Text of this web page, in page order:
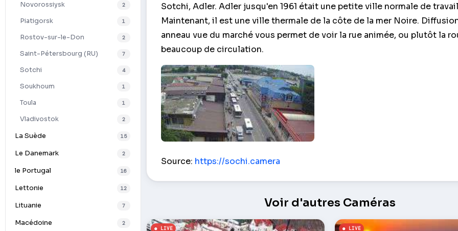
Novorossiysk 2
Piatigorsk 1
Rostov-sur-le-Don 2
Saint-Pétersbourg (RU) 7
Sotchi 4
Soukhoum 1
Toula 1
Vladivostok 2
La Suède 15
Le Danemark 2
le Portugal 16
Lettonie 12
Lituanie 7
Macédoine 2
Sotchi, Adler. Adler jusqu'en 1961 était une petite ville normale de
Maintenant, il est une ville thermale de la côte de la mer Noire.
anneau vue du marché vous permet de voir la rue animée, ou plutôt la
beaucoup de circulation.
Source: https://sochi.camera
Voir d'autres Caméras